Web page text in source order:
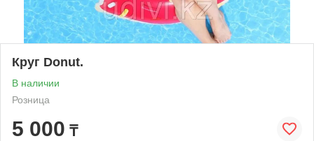
Круг Donut.
В наличии
Розница
5 000 ₸